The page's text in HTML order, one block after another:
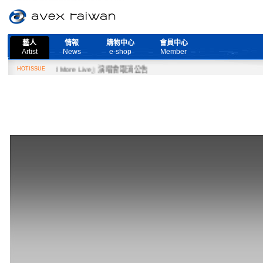
藝人
Artist
情報
News
購物中心
e-shop
會員中心
Member
HOTISSUE
Need More Live』演唱會取消公告